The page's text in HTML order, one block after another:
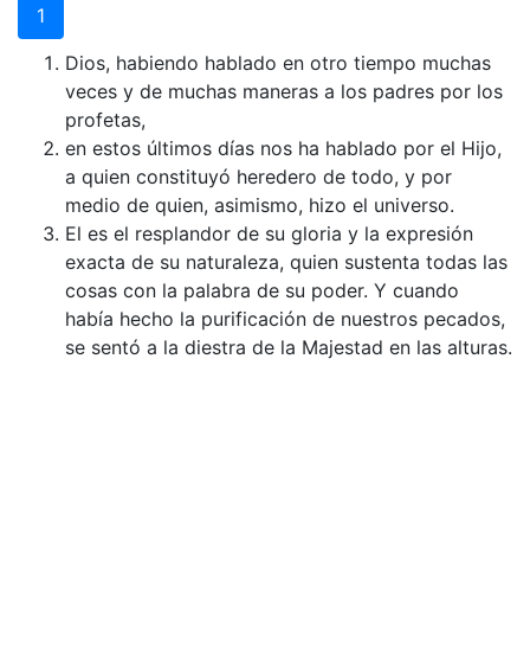
1
Dios, habiendo hablado en otro tiempo muchas
veces y de muchas maneras a los padres por los
profetas,
en estos últimos días nos ha hablado por el Hijo,
a quien constituyó heredero de todo, y por
medio de quien, asimismo, hizo el universo.
El es el resplandor de su gloria y la expresión
exacta de su naturaleza, quien sustenta todas las
cosas con la palabra de su poder. Y cuando
había hecho la purificación de nuestros pecados,
se sentó a la diestra de la Majestad en las alturas.